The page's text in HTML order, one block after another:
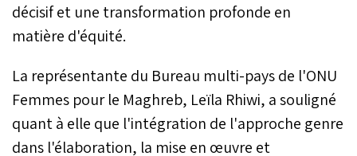
décisif et une transformation profonde en
matière d'équité.
La représentante du Bureau multi-pays de l'ONU
Femmes pour le Maghreb, Leïla Rhiwi, a souligné
quant à elle que l'intégration de l'approche genre
dans l'élaboration, la mise en œuvre et